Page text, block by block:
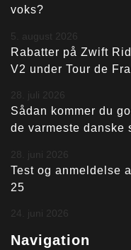
voks?
5. august 2026
Rabatter på Zwift
V2 under Tour de
28. juli 2026
Sådan kommer du
de varmeste danske
28. juni 2026
Test og anmeldelse
25
24. juni 2026
Navigation